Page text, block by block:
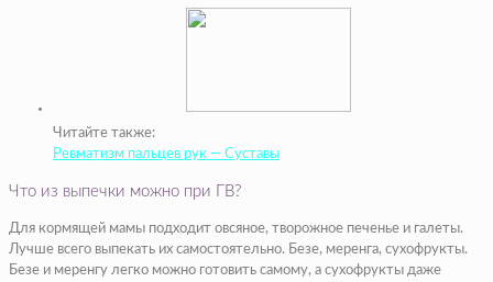
Читайте также:
Ревматизм пальцев рук — Суставы
Что из выпечки можно при ГВ?
Для кормящей мамы подходит овсяное, творожное печенье и галеты.
Лучше всего выпекать их самостоятельно. Безе, меренга, сухофрукты.
Безе и меренгу легко можно готовить самому, а сухофрукты даже